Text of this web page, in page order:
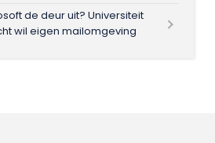
de deur uit? Universiteit
wil eigen mailomgeving